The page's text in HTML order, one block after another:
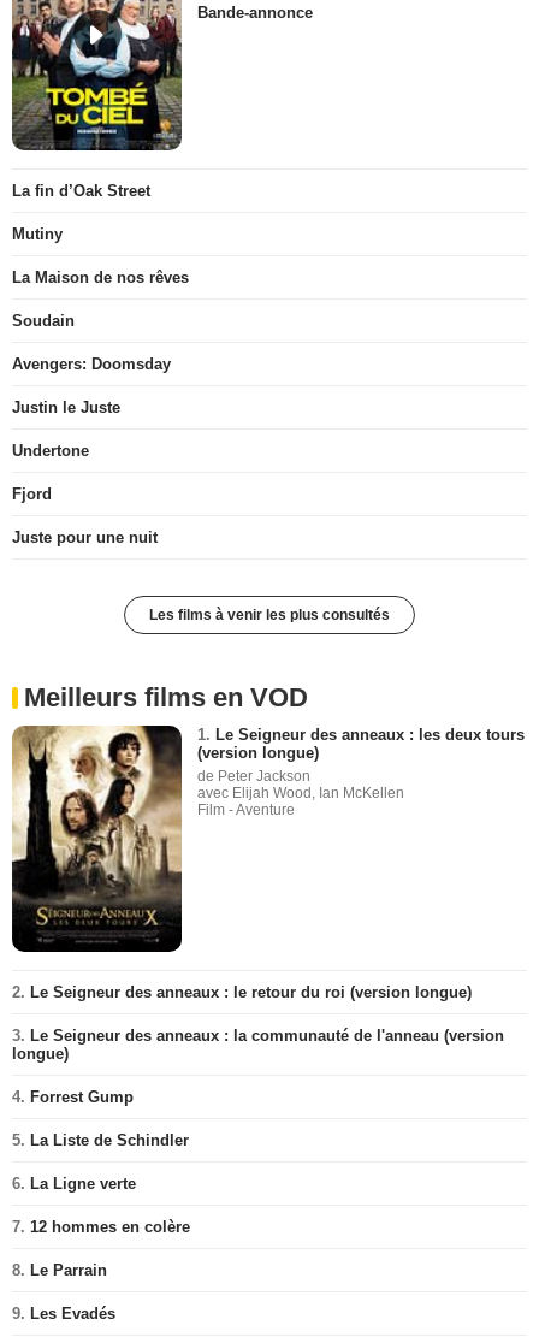
Bande-annonce
La fin d’Oak Street
Mutiny
La Maison de nos rêves
Soudain
Avengers: Doomsday
Justin le Juste
Undertone
Fjord
Juste pour une nuit
Les films à venir les plus consultés
Meilleurs films en VOD
1. Le Seigneur des anneaux : les deux tours
(version longue)
de Peter Jackson
avec Elijah Wood, Ian McKellen
Film - Aventure
2. Le Seigneur des anneaux : le retour du roi (version longue)
3. Le Seigneur des anneaux : la communauté de l'anneau (version
longue)
4. Forrest Gump
5. La Liste de Schindler
6. La Ligne verte
7. 12 hommes en colère
8. Le Parrain
9. Les Evadés